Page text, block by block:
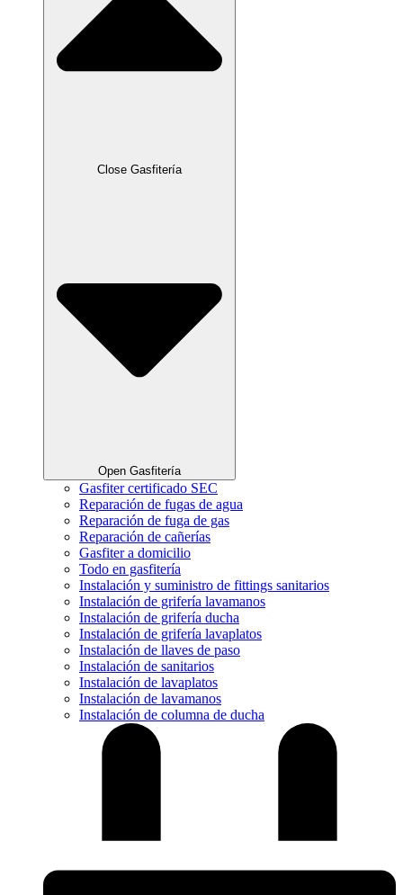
Close Gasfitería
Open Gasfitería
Gasfiter certificado SEC
Reparación de fugas de agua
Reparación de fuga de gas
Reparación de cañerías
Gasfiter a domicilio
Todo en gasfitería
Instalación y suministro de fittings sanitarios
Instalación de grifería lavamanos
Instalación de grifería ducha
Instalación de grifería lavaplatos
Instalación de llaves de paso
Instalación de sanitarios
Instalación de lavaplatos
Instalación de lavamanos
Instalación de columna de ducha